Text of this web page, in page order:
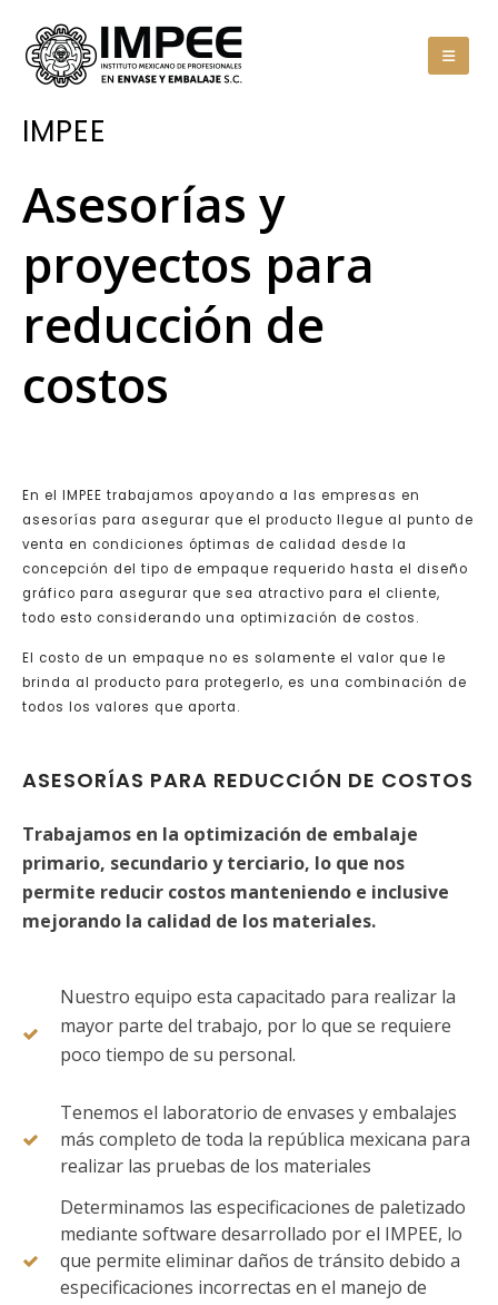
IMPEE
Asesorías y
proyectos para
reducción de
costos
En el IMPEE trabajamos apoyando a las empresas en
asesorías para asegurar que el producto llegue al punto de
venta en condiciones óptimas de calidad desde la
concepción del tipo de empaque requerido hasta el diseño
gráfico para asegurar que sea atractivo para el cliente,
todo esto considerando una optimización de costos.
El costo de un empaque no es solamente el valor que le
brinda al producto para protegerlo, es una combinación de
todos los valores que aporta.
ASESORÍAS PARA REDUCCIÓN DE COSTOS
Trabajamos en la optimización de embalaje
primario, secundario y terciario, lo que nos
permite reducir costos manteniendo e inclusive
mejorando la calidad de los materiales.
Nuestro equipo esta capacitado para realizar la
mayor parte del trabajo, por lo que se requiere
poco tiempo de su personal.
Tenemos el laboratorio de envases y embalajes
más completo de toda la república mexicana para
realizar las pruebas de los materiales
Determinamos las especificaciones de paletizado
mediante software desarrollado por el IMPEE, lo
que permite eliminar daños de tránsito debido a
especificaciones incorrectas en el manejo de